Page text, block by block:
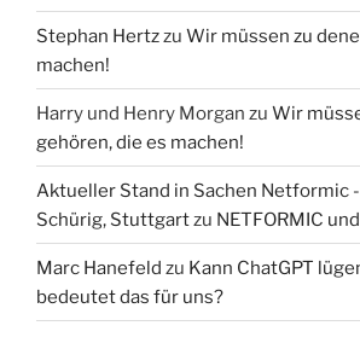
Stephan Hertzzu Wir müssen zu
machen!
Harry und Henry Morgan zu Wir
gehören, die es machen!
Aktueller Stand in Sachen Netformic
Schürig, Stuttgartzu NETFORMIC
Marc Hanefeld zu Kann ChatGPT
bedeutet das für uns?